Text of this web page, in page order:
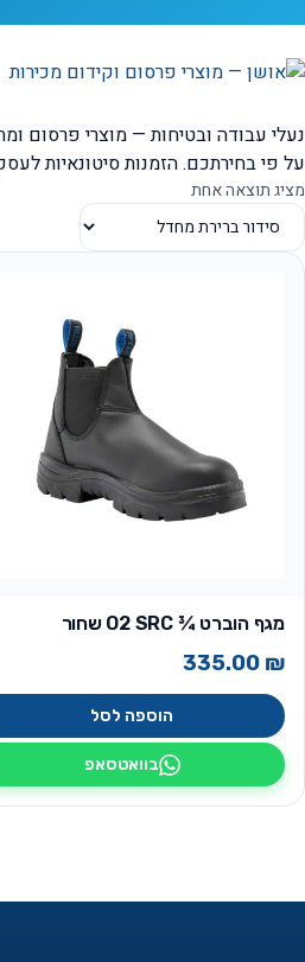
נעלי עבודה ובטיחות — מוצרי פרסום
על פי בחירתכם. הזמנות סיטונאיות לעסקים, חברות,
מציג תוצאה אחת
מגף הוברט ¾ O2 SRC שחור
335.00 ₪
הוספה לסל
בוואטסאפ